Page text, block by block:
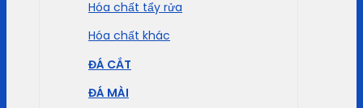
Hóa chất tẩy rửa
Hóa chất khác
ĐÁ CẮT
ĐÁ MÀI